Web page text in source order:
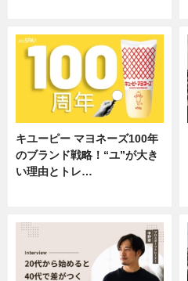
キユーピー マヨネーズ100年
のブランド戦略！“ユ”が大き
い理由とトレ…